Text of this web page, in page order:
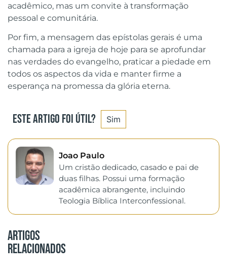
acadêmico, mas um convite à transformação
pessoal e comunitária.
Por fim, a mensagem das epístolas gerais é uma
chamada para a igreja de hoje para se aprofundar
nas verdades do evangelho, praticar a piedade em
todos os aspectos da vida e manter firme a
esperança na promessa da glória eterna.
Este artigo foi útil? Sim
Joao Paulo
Um cristão dedicado, casado e pai de
duas filhas. Possui uma formação
acadêmica abrangente, incluindo
Teologia Bíblica Interconfessional.
Artigos
Relacionados